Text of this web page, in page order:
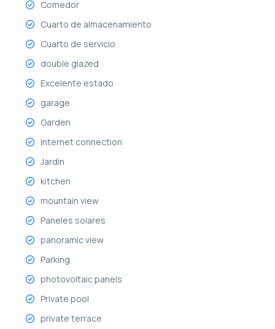
Comedor
Cuarto de almacenamiento
Cuarto de servicio
double glazed
Excelente estado
garage
Garden
internet connection
Jardín
kitchen
mountain view
Paneles solares
panoramic view
Parking
photovoltaic panels
Private pool
private terrace